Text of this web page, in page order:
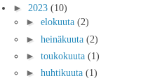
► 2023 (10)
► elokuuta (2)
► heinäkuuta (2)
► toukokuuta (1)
► huhtikuuta (1)